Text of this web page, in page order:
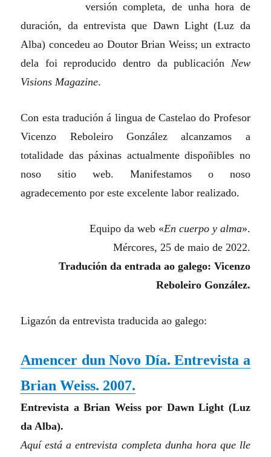
versión completa, de unha hora de
duración, da entrevista que Dawn Light (Luz da
Alba) concedeu ao Doutor Brian Weiss; un extracto
dela foi reproducido dentro da publicación New
Visions Magazine.
Con esta tradución á lingua de Castelao do Profesor
Vicenzo Reboleiro González alcanzamos a
totalidade das páxinas actualmente dispoñibles no
noso sitio web. Manifestamos o noso
agradecemento por este excelente labor realizado.
Equipo da web «En cuerpo y alma».
Mércores, 25 de maio de 2022.
Tradución da entrada ao galego: Vicenzo
Reboleiro González.
Ligazón da entrevista traducida ao galego:
Amencer dun Novo Día. Entrevista a
Brian Weiss. 2007.
Entrevista a Brian Weiss por Dawn Light (Luz
da Alba).
Aquí está a entrevista completa dunha hora que lle